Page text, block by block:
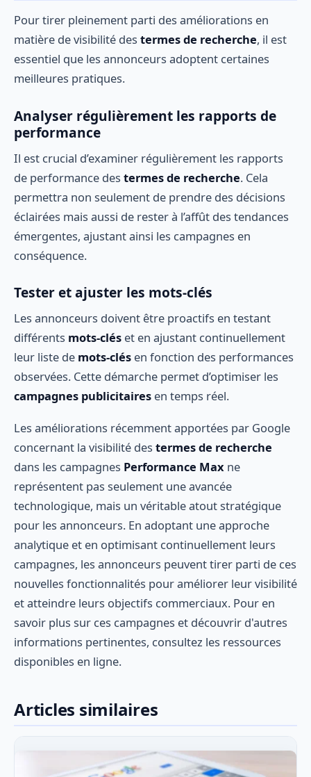
Pour tirer pleinement parti des améliorations en
matière de visibilité des termes de recherche, il est
essentiel que les annonceurs adoptent certaines
meilleures pratiques.
Analyser régulièrement les rapports de
performance
Il est crucial d’examiner régulièrement les rapports
de performance des termes de recherche. Cela
permettra non seulement de prendre des décisions
éclairées mais aussi de rester à l’affût des tendances
émergentes, ajustant ainsi les campagnes en
conséquence.
Tester et ajuster les mots-clés
Les annonceurs doivent être proactifs en testant
différents mots-clés et en ajustant continuellement
leur liste de mots-clés en fonction des performances
observées. Cette démarche permet d’optimiser les
campagnes publicitaires en temps réel.
Les améliorations récemment apportées par Google
concernant la visibilité des termes de recherche
dans les campagnes Performance Max ne
représentent pas seulement une avancée
technologique, mais un véritable atout stratégique
pour les annonceurs. En adoptant une approche
analytique et en optimisant continuellement leurs
campagnes, les annonceurs peuvent tirer parti de ces
nouvelles fonctionnalités pour améliorer leur visibilité
et atteindre leurs objectifs commerciaux. Pour en
savoir plus sur ces campagnes et découvrir d'autres
informations pertinentes, consultez les ressources
disponibles en ligne.
Articles similaires